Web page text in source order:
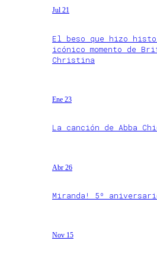
Jul 21
El beso que hizo
icónico momento de
Christina
Ene 23
La canción de Abba
Abr 26
Miranda! 5º
Nov 15